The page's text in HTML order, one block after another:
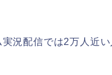
況配信では2万人近